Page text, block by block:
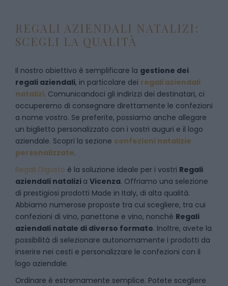
REGALI AZIENDALI NATALIZI:
SCEGLI LA QUALITÀ
Il nostro obiettivo è semplificare la gestione dei
regali aziendali, in particolare dei regali aziendali
natalizi. Comunicandoci gli indirizzi dei destinatari, ci
occuperemo di consegnare direttamente le confezioni
a nome vostro. Se preferite, possiamo anche allegare
un biglietto personalizzato con i vostri auguri e il logo
aziendale. Scopri la sezione confezioni natalizie
personalizzate.
Regali Digusto è la soluzione ideale per i vostri Regali
aziendali natalizi a Vicenza. Offriamo una selezione
di prestigiosi prodotti Made in Italy, di alta qualità.
Abbiamo numerose proposte tra cui scegliere, tra cui
confezioni di vino, panettone e vino, nonché Regali
aziendali natale di diverso formato. Inoltre, avete la
possibilità di selezionare autonomamente i prodotti da
inserire nei cesti e personalizzare le confezioni con il
logo aziendale.
Ordinare è estremamente semplice. Potete scegliere